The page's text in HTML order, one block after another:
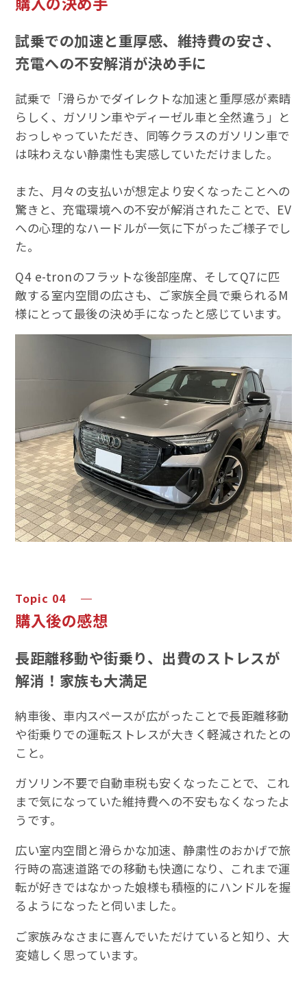
試乗での加速と重厚感、維持費の安さ、
充電への不安解消が決め手に
試乗で「滑らかでダイレクトな加速と重厚感が素晴
らしく、ガソリン車やディーゼル車と全然違う」と
おっしゃっていただき、同等クラスのガソリン車で
は味わえない静粛性も実感していただけました。
また、月々の支払いが想定より安くなったことへの
驚きと、充電環境への不安が解消されたことで、EV
への心理的なハードルが一気に下がったご様子でし
た。
Q4 e-tronのフラットな後部座席、そしてQ7に匹
敵する室内空間の広さも、ご家族全員で乗られるM
様にとって最後の決め手になったと感じています。
購入後の感想
長距離移動や街乗り、出費のストレスが
解消！家族も大満足
納車後、車内スペースが広がったことで長距離移動
や街乗りでの運転ストレスが大きく軽減されたとの
こと。
ガソリン不要で自動車税も安くなったことで、これ
まで気になっていた維持費への不安もなくなったよ
うです。
広い室内空間と滑らかな加速、静粛性のおかげで旅
行時の高速道路での移動も快適になり、これまで運
転が好きではなかった娘様も積極的にハンドルを握
るようになったと伺いました。
ご家族みなさまに喜んでいただけていると知り、大
変嬉しく思っています。